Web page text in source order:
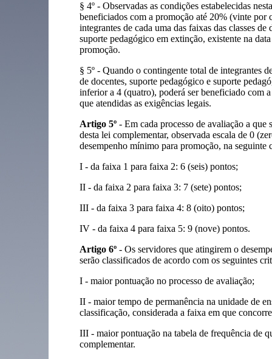
§ 4º - Observadas as condições estabelecidas
beneficiados com a promoção até 20% (vinte por
integrantes de cada uma das faixas das classes
suporte pedagógico em extinção, existente na
promoção.
§ 5º - Quando o contingente total de integrantes
de docentes, suporte pedagógico e suporte
inferior a 4 (quatro), poderá ser beneficiado com
que atendidas as exigências legais.
Artigo 5º - Em cada processo de avaliação a
desta lei complementar, observada escala de 0
desempenho mínimo para promoção, na seguinte
I - da faixa 1 para faixa 2: 6 (seis) pontos;
II - da faixa 2 para faixa 3: 7 (sete) pontos;
III - da faixa 3 para faixa 4: 8 (oito) pontos;
IV - da faixa 4 para faixa 5: 9 (nove) pontos.
Artigo 6º- Os servidores que atingirem o
serão classificados de acordo com os seguintes
I - maior pontuação no processo de avaliação;
II - maior tempo de permanência na unidade de
classificação, considerada a faixa em que
III - maior pontuação na tabela de frequência de
complementar.